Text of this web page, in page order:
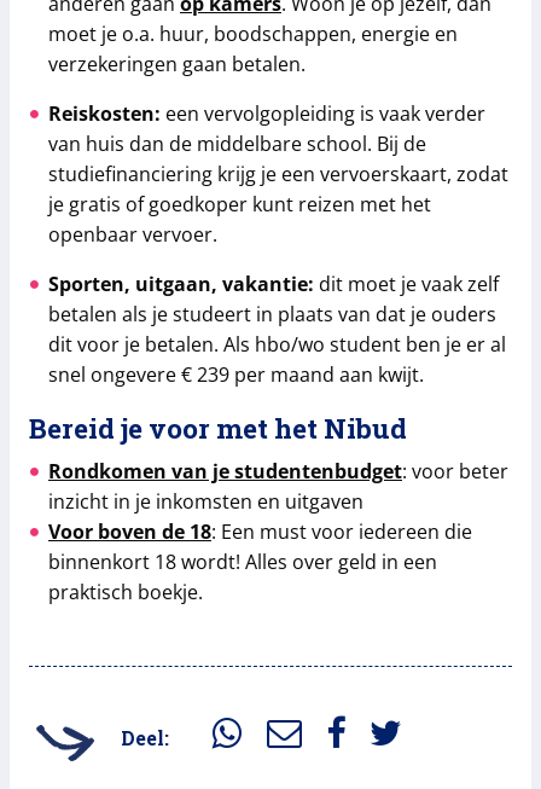
moet je o.a. huur, boodschappen, energie en
verzekeringen gaan betalen.
Reiskosten: een vervolgopleiding is vaak verder
van huis dan de middelbare school. Bij de
studiefinanciering krijg je een vervoerskaart, zodat
je gratis of goedkoper kunt reizen met het
openbaar vervoer.
Sporten, uitgaan, vakantie: dit moet je vaak zelf
betalen als je studeert in plaats van dat je ouders
dit voor je betalen. Als hbo/wo student ben je er al
snel ongevere € 239 per maand aan kwijt.
Bereid je voor met het Nibud
Rondkomen van je studentenbudget: voor beter
inzicht in je inkomsten en uitgaven
Voor boven de 18: Een must voor iedereen die
binnenkort 18 wordt! Alles over geld in een
praktisch boekje.
Deel: